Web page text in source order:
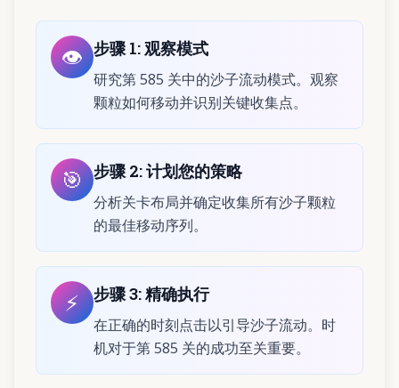
👁️ 步骤 1:观察模式
研究第 585 关中的沙子流动模式。观察
颗粒如何移动并识别关键收集点。
🎯 步骤 2:计划您的策略
分析关卡布局并确定收集所有沙子颗粒
的最佳移动序列。
⚡ 步骤3:精确执行
在正确的时刻点击以引导沙子流动。时
机对于第 585 关的成功至关重要。